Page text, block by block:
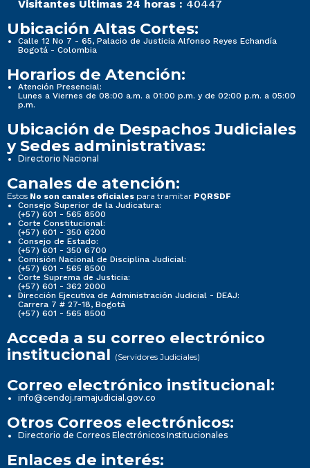
Visitantes Últimas 24 horas : 40447
Ubicación Altas Cortes:
Calle 12 No 7 - 65, Palacio de Justicia Alfonso Reyes Echandía
Bogotá - Colombia
Horarios de Atención:
Atención Presencial:
Lunes a Viernes de 08:00 a.m. a 01:00 p.m. y de 02:00 p.m. a 05:00
p.m.
Ubicación de Despachos Judiciales
y Sedes administrativas:
Directorio Nacional
Canales de atención:
Estos No son canales oficiales para tramitar PQRSDF
Consejo Superior de la Judicatura:
(+57) 601 - 565 8500
Corte Constitucional:
(+57) 601 - 350 6200
Consejo de Estado:
(+57) 601 - 350 6700
Comisión Nacional de Disciplina Judicial:
(+57) 601 - 565 8500
Corte Suprema de Justicia:
(+57) 601 - 362 2000
Dirección Ejecutiva de Administración Judicial - DEAJ:
Carrera 7 # 27-18, Bogotá
(+57) 601 - 565 8500
Acceda a su correo electrónico
institucional (Servidores Judiciales)
Correo electrónico institucional:
info@cendoj.ramajudicial.gov.co
Otros Correos electrónicos:
Directorio de Correos Electrónicos Institucionales
Enlaces de interés: